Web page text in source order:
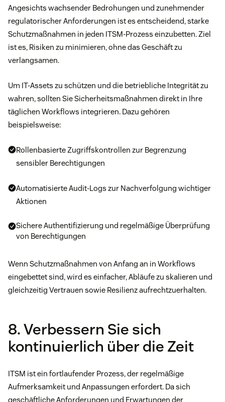
Angesichts wachsender Bedrohungen und zunehmender
regulatorischer Anforderungen ist es entscheidend, starke
Schutzmaßnahmen in jeden ITSM-Prozess einzubetten. Ziel
ist es, Risiken zu minimieren, ohne das Geschäft zu
verlangsamen.
Um IT-Assets zu schützen und die betriebliche Integrität zu
wahren, sollten Sie Sicherheitsmaßnahmen direkt in Ihre
täglichen Workflows integrieren. Dazu gehören
beispielsweise:
Rollenbasierte Zugriffskontrollen zur Begrenzung
sensibler Berechtigungen
Automatisierte Audit-Logs zur Nachverfolgung wichtiger
Aktionen
Sichere Authentifizierung und regelmäßige Überprüfung
von Berechtigungen
Wenn Schutzmaßnahmen von Anfang an in Workflows
eingebettet sind, wird es einfacher, Abläufe zu skalieren und
gleichzeitig Vertrauen sowie Resilienz aufrechtzuerhalten.
8. Verbessern Sie sich
kontinuierlich über die Zeit
ITSM ist ein fortlaufender Prozess, der regelmäßige
Aufmerksamkeit und Anpassungen erfordert. Da sich
geschäftliche Anforderungen und Erwartungen der